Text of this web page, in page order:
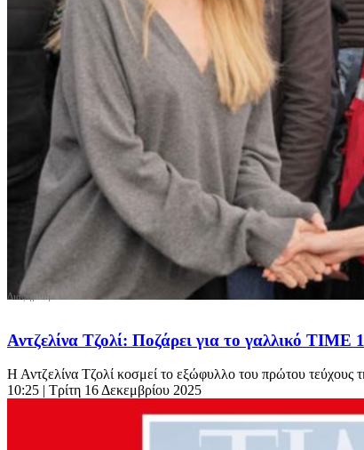
Αντζελίνα Τζολί: Ποζάρει για το γαλλικό
Η Αντζελίνα Τζολί κοσμεί το εξώφυλλο του πρώτου τεύχους
10:25 | Τρίτη 16 Δεκεμβρίου 2025